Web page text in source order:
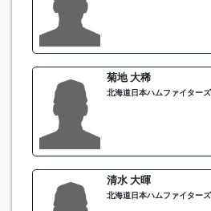
菊地 大稀
北海道日本ハムファイターズ
清水 大暉
北海道日本ハムファイターズ